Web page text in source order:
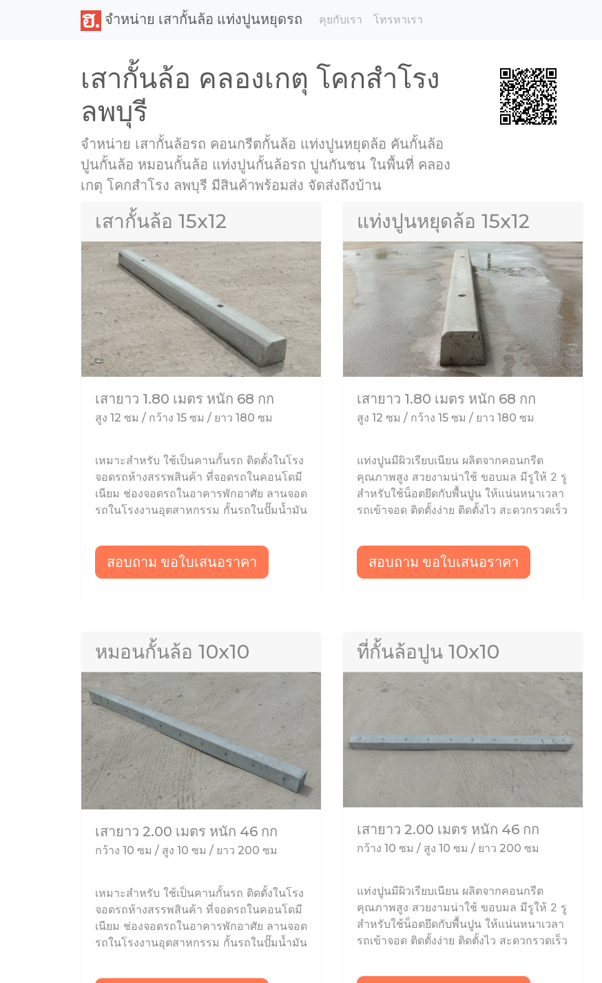
จำหน่าย เสากั้นล้อ แท่งปูนหยุดรถ คุยกับเรา โทรหาเรา
เสากั้นล้อ คลองเกตุ โคกสำโรง
ลพบุรี
จำหน่าย เสากั้นล้อรถ คอนกรีตกั้นล้อ แท่งปูนหยุดล้อ คันกั้นล้อ
ปูนกั้นล้อ หมอนกั้นล้อ แท่งปูนกั้นล้อรถ ปูนกันชน ในพื้นที่ คลอง
เกตุ โคกสำโรง ลพบุรี มีสินค้าพร้อมส่ง จัดส่งถึงบ้าน
เสากั้นล้อ 15x12
เสายาว 1.80 เมตร หนัก 68 กก
สูง 12 ซม / กว้าง 15 ซม / ยาว 180 ซม
เหมาะสำหรับ ใช้เป็นคานกั้นรถ ติดตั้งในโรง
จอดรถห้างสรรพสินค้า ที่จอดรถในคอนโดมี
เนียม ช่องจอดรถในอาคารพักอาศัย ลานจอด
รถในโรงงานอุตสาหกรรม กั้นรถในปั๊มน้ำมัน
สอบถาม ขอใบเสนอราคา
แท่งปูนหยุดล้อ 15x12
เสายาว 1.80 เมตร หนัก 68 กก
สูง 12 ซม / กว้าง 15 ซม / ยาว 180 ซม
แท่งปูนมีผิวเรียบเนียน ผลิตจากคอนกรีต
คุณภาพสูง สวยงามน่าใช้ ขอบมล มีรูให้ 2 รู
สำหรับใช้น็อตยึดกับพื้นปูน ให้แน่นหนาเวลา
รถเข้าจอด ติดตั้งง่าย ติดตั้งไว สะดวกรวดเร็ว
สอบถาม ขอใบเสนอราคา
หมอนกั้นล้อ 10x10
เสายาว 2.00 เมตร หนัก 46 กก
กว้าง 10 ซม / สูง 10 ซม / ยาว 200 ซม
เหมาะสำหรับ ใช้เป็นคานกั้นรถ ติดตั้งในโรง
จอดรถห้างสรรพสินค้า ที่จอดรถในคอนโดมี
เนียม ช่องจอดรถในอาคารพักอาศัย ลานจอด
รถในโรงงานอุตสาหกรรม กั้นรถในปั๊มน้ำมัน
ที่กั้นล้อปูน 10x10
เสายาว 2.00 เมตร หนัก 46 กก
กว้าง 10 ซม / สูง 10 ซม / ยาว 200 ซม
แท่งปูนมีผิวเรียบเนียน ผลิตจากคอนกรีต
คุณภาพสูง สวยงามน่าใช้ ขอบมล มีรูให้ 2 รู
สำหรับใช้น็อตยึดกับพื้นปูน ให้แน่นหนาเวลา
รถเข้าจอด ติดตั้งง่าย ติดตั้งไว สะดวกรวดเร็ว